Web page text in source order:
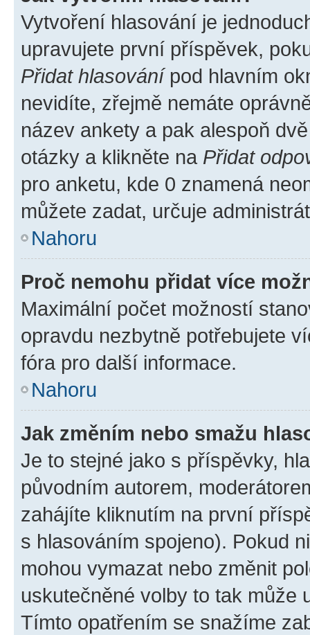
Vytvoření hlasování je
upravujete první příspěvek,
Přidat hlasovánípod hlavním
nevidíte, zřejmě nemáte
název ankety a pak alespoň
otázky a klikněte na Přidat
pro anketu, kde 0 znamená
můžete zadat, určuje
Nahoru
Proč nemohu přidat více
Maximální počet možností
opravdu nezbytně potřebujete
fóra pro další informace.
Nahoru
Jak změním nebo smažu
Je to stejné jako s příspěvky,
původním autorem,
zahájíte kliknutím na první
s hlasováním spojeno). Pokud
mohou vymazat nebo změnit
uskutečněné volby to tak může
Tímto opatřením se snažíme